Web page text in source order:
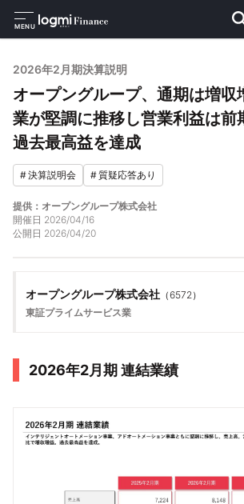
MENU
2026年2月期決算説明
オープングループ、通期は増
業が堅調に推移し営業利益は
過去最高益を達成
#決算説明会 #質疑応答あり
提供：オープングループ株式会社
開催日 2026/04/16
公開日 2026/04/20
オープングループ株式会社 （6572）
東証プライムサービス業
2026年2月期 連結業績